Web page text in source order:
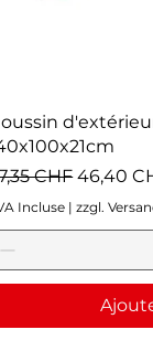
original
CHF Prix
46,40
Incluse |zzgl.